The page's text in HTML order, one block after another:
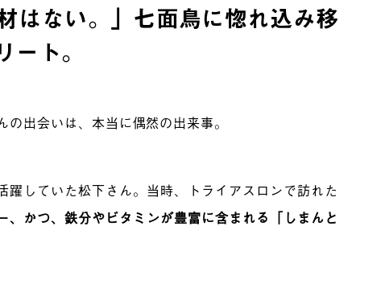
はない。」 七面鳥に惚れ込み移
ト。
の出会いは、本当に偶然の出来事。
躍していた松下さん。当時、トライアスロンで訪れた
、かつ、鉄分やビタミンが豊富に含まれる「しまんと